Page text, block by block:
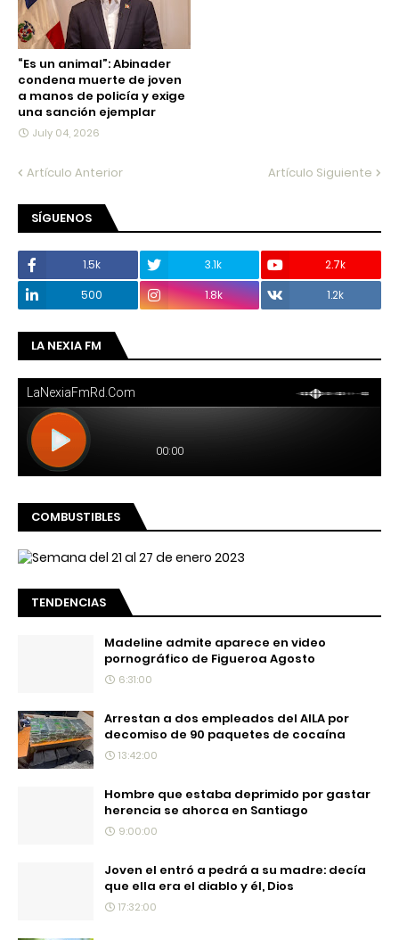
“Es un animal”: Abinader
condena muerte de joven
a manos de policía y exige
una sanción ejemplar
July 04, 2026
Artículo Anterior Artículo Siguiente
SÍGUENOS
1.5k 3.1k
2.7k
500
1.8k 1.2k
LA NEXIA FM
COMBUSTIBLES
TENDENCIAS
Madeline admite aparece en video
pornográfico de Figueroa Agosto
6:31:00
Arrestan a dos empleados del AILA por
decomiso de 90 paquetes de cocaína
13:42:00
Hombre que estaba deprimido por gastar
herencia se ahorca en Santiago
9:00:00
Joven el entró a pedrá a su madre: decía
que ella era el diablo y él, Dios
17:32:00